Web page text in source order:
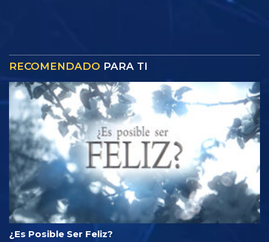
RECOMENDADO PARA TI
¿Es Posible Ser Feliz?